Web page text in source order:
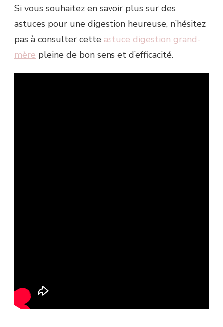
Si vous souhaitez en savoir plus sur des
astuces pour une digestion heureuse, n’hésitez
pas à consulter cette astuce digestion grand-
mère pleine de bon sens et d’efficacité.